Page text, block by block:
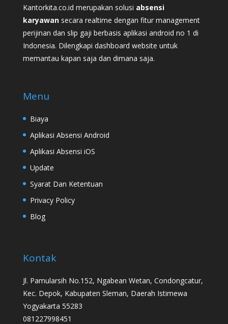
Kantorkita.co.id merupakan solusi absensi
karyawan secara realtime dengan fitur management
perijinan dan slip gaji berbasis aplikasi android no 1 di
Indonesia. Dilengkapi dashboard website untuk
memantau kapan saja dan dimana saja.
Menu
Biaya
Aplikasi Absensi Android
Aplikasi Absensi iOS
Update
Syarat Dan Ketentuan
Privacy Policy
Blog
Kontak
Jl. Pamularsih No.152, Ngabean Wetan, Condongcatur,
Kec. Depok, Kabupaten Sleman, Daerah Istimewa
Yogyakarta 55283
081227998451